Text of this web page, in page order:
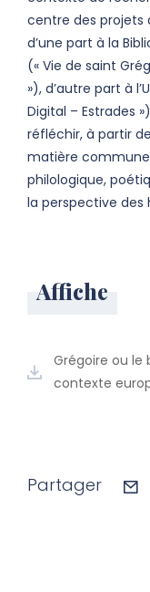
centre des projets
d’une part à la
(« Vie de saint
»), d’autre part à
Digital – Estrades
réfléchir, à partir
matière
philologique,
la perspective des
Affiche
Grégoire ou le
contexte
Partager